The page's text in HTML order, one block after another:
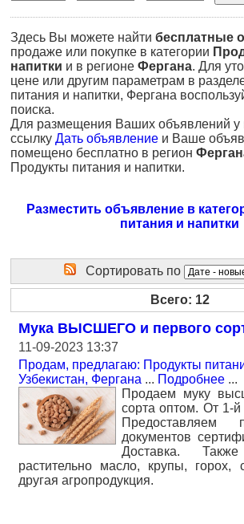
Здесь Вы можете найти бесплатные
продаже или покупке в категории
напитки и в регионе Фергана. Для
цене или другим параметрам в
питания и напитки, Фергана
поиска.
Для размещения Ваших объявлений у
ссылку Дать объявление и Ваше
помещено бесплатно в регион
Продукты питания и напитки.
Разместить объявление в
питания и напитки
Сортировать по
Всего: 12
Мука ВЫСШЕГО и первого
11-09-2023 13:37
Продам, предлагаю: Продукты
Узбекистан, Фергана ... Подробнее ...
Продаем муку
сорта оптом. От 1-
Предоставляем
документов
Доставка.
растительно масло, крупы, горох,
другая агропродукция.